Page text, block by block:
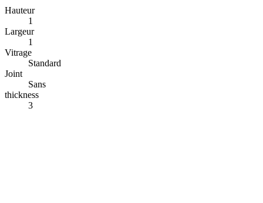
Hauteur
1
Largeur
1
Vitrage
Standard
Joint
Sans
thickness
3